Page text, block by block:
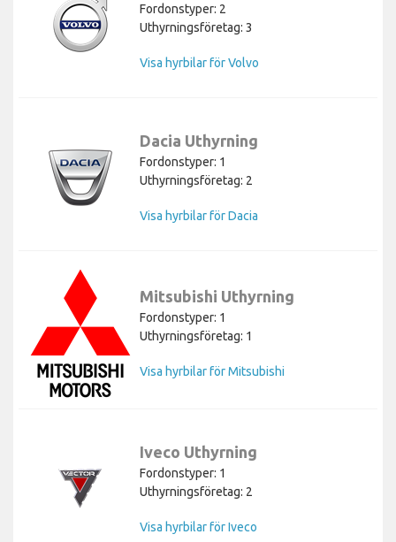
Fordonstyper: 2
Uthyrningsföretag: 3
Visa hyrbilar för Volvo
Dacia Uthyrning
Fordonstyper: 1
Uthyrningsföretag: 2
Visa hyrbilar för Dacia
Mitsubishi Uthyrning
Fordonstyper: 1
Uthyrningsföretag: 1
Visa hyrbilar för Mitsubishi
Iveco Uthyrning
Fordonstyper: 1
Uthyrningsföretag: 2
Visa hyrbilar för Iveco